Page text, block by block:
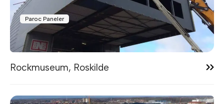
Paroc Paneler
13:13
Rockmuseum, Roskilde